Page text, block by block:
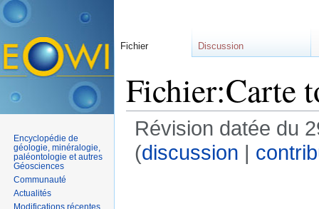
Fichier:Carte
Révision datée du
(discussion |
Fichier Discussion
Encyclopédie de
géologie, minéralogie,
paléontologie et autres
Géosciences
Communauté
Actualités
Modifications récentes